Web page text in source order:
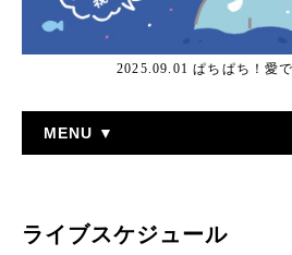
2025.09.01 ぱちぱち！愛
MENU ▼
ライブスケジュール